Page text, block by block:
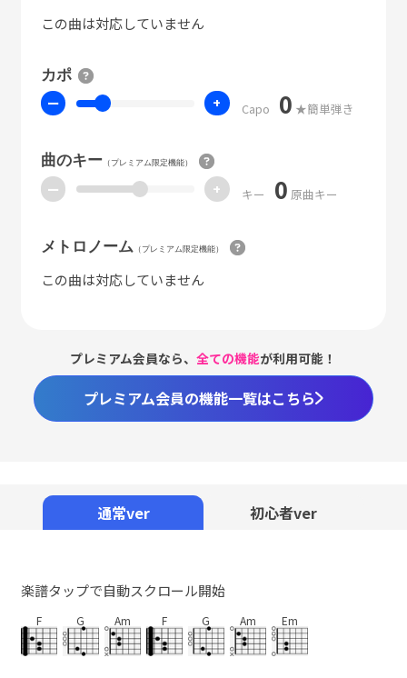
この曲は対応していません
カポ
ー + Capo 0 ★簡単弾き
曲のキー（プレミアム限定機能）
ー + キー 0 原曲キー
メトロノーム （プレミアム限定機能）
この曲は対応していません
プレミアム会員なら、全ての機能が利用可能！
プレミアム会員の機能一覧はこちら
通常ver 初心者ver
楽譜タップで自動スクロール開始
F G Am F G Am Em